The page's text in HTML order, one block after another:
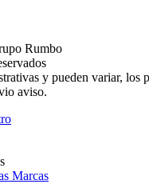
Rumbo
y pueden variar, los
aviso.
Marcas